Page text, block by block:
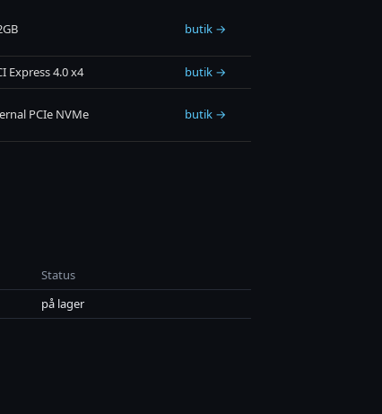
butik →
Express 4.0 x4 butik →
PCIe NVMe butik →
Status
på lager